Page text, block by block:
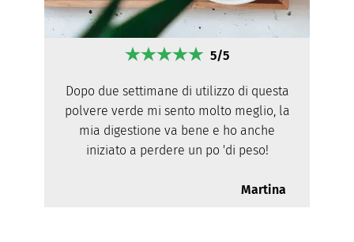
5/5
Dopo due settimane di utilizzo di questa
polvere verde mi sento molto meglio, la
mia digestione va bene e ho anche
iniziato a perdere un po 'di peso!
Martina